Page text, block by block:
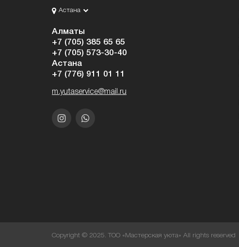
Астана
Алматы
+7 (705) 385 65 65
+7 (705) 573-30-40
Астана
+7 (776) 911 01 11
m.yutaservice@mail.ru
Copyright © 2025. ТОО «Мастерская уюта» All rights reserved